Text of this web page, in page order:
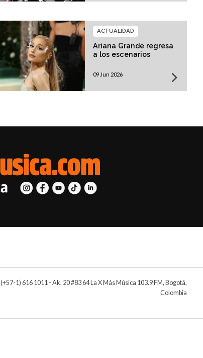
Ariana Grande regresa
a los escenarios
ACTUALIDAD
09 Jun 2026
(+57-1) 616 1011 - Ak. 20 #83 64 La X Más Música 103.9 FM, Bogotá,
Colombia